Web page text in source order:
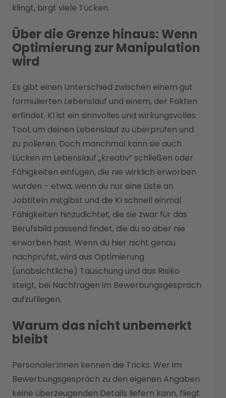
klingt, birgt viele Tücken.
Über die Grenze hinaus: Wenn
Optimierung zur Manipulation
wird
Es gibt einen Unterschied zwischen einem gut
formulierten Lebenslauf und einem, der Fakten
erfindet. KI ist ein sinnvolles und wirkungsvolles
Tool, um deinen Lebenslauf zu überprüfen und
zu polieren. Doch manchmal kann sie auch
Lücken im Lebenslauf „kreativ“ schließen oder
Fähigkeiten einfügen, die nie wirklich erworben
wurden – etwa, wenn du nur eine Liste an
Jobtiteln mitgibst und die KI schnell einmal
Fähigkeiten hinzudichtet, die sie zwar für das
Berufsbild passend findet, die du so aber nie
erworben hast. Wenn du hier nicht genau
nachprüfst, wird aus Optimierung
(unabsichtliche) Täuschung und das Risiko
steigt, bei Nachfragen im Bewerbungsgespräch
aufzufliegen.
Warum das nicht unbemerkt
bleibt
Personaler:innen kennen die Tricks. Wer im
Bewerbungsgespräch zu den eigenen Angaben
keine überzeugenden Details liefern kann, fliegt